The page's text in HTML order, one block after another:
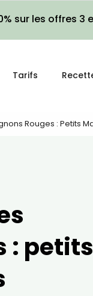
sur les offres
Tarifs
Rouges : Petits
: petits